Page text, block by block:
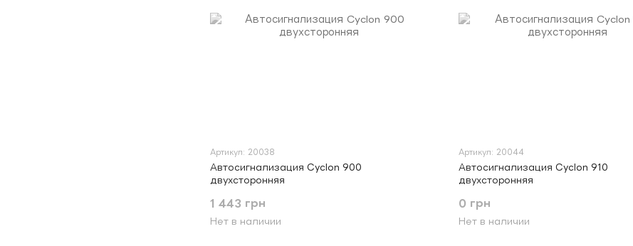
Артикул: 20038
Автосигнализация Cyclon 900
двухсторонняя
1 443 грн
Нет в наличии
Артикул: 20044
Автосигнализация Cyclon 910
двухсторонняя
0 грн
Нет в наличии